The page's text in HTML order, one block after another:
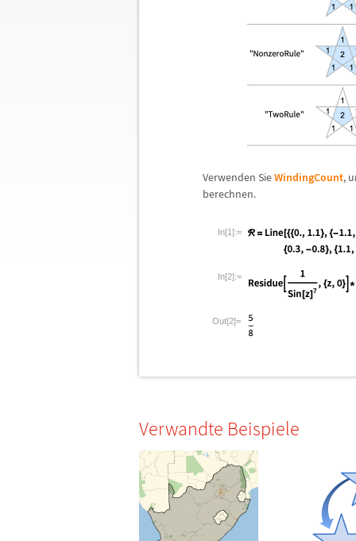
Verwenden SieWindingCount,
berechnen.
In[1]:=
In[2]:=
Out[2]=
Verwandte Beispiele